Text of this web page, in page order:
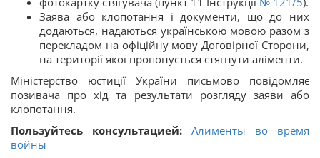
Заява або клопотання і документи, що до них
додаються, надаються українською мовою разом з
перекладом на офіційну мову Договірної Сторони,
на території якої пропонується стягнути аліменти.
Міністерство юстиції України письмово повідомляє
позивача про хід та результати розгляду заяви або
клопотання.
Пользуйтесь консультацией: Алименты во время
войны